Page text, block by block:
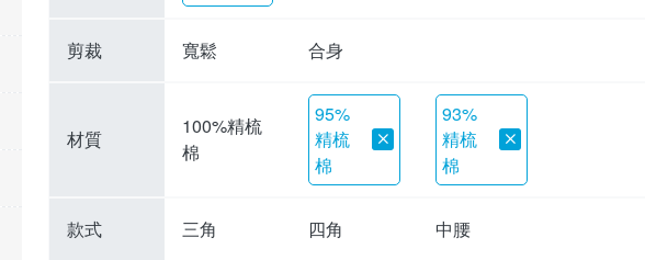
剪裁 寬鬆 合身
材質
100%精梳
棉
95%
精梳
棉
93%
精梳
棉
款式 三角 四角 中腰